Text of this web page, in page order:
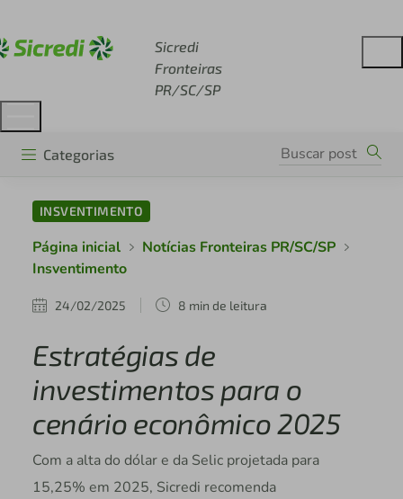
Sicredi
Fronteiras
PR/SC/SP
Categorias
INSVENTIMENTO
Página inicial
Notícias Fronteiras PR/SC/SP
Insventimento
24/02/2025 8 min de leitura
Estratégias de
investimentos para o
cenário econômico 2025
Com a alta do dólar e da Selic projetada para
15,25% em 2025, Sicredi recomenda